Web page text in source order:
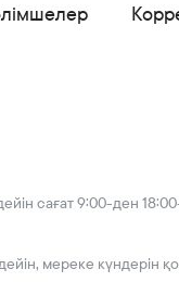
сағат 9:00-ден
мереке күндерін